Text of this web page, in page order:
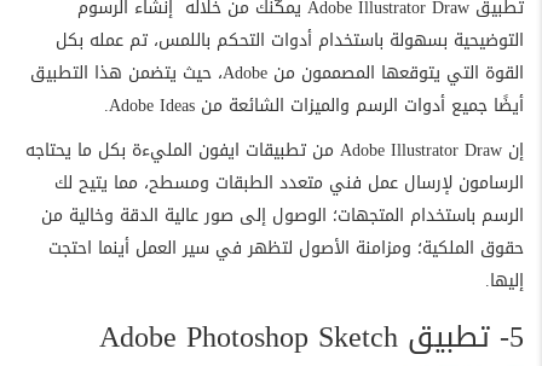
تطبيق Adobe Illustrator Draw يمكّنك من خلاله إنشاء الرسوم
التوضيحية بسهولة باستخدام أدوات التحكم باللمس، تم عمله بكل
القوة التي يتوقعها المصممون من Adobe، حيث يتضمن هذا التطبيق
أيضًا جميع أدوات الرسم والميزات الشائعة من Adobe Ideas.
إن Adobe Illustrator Draw من تطبيقات ايفون المليءة بكل ما يحتاجه
الرسامون لإرسال عمل فني متعدد الطبقات ومسطح، مما يتيح لك
الرسم باستخدام المتجهات؛ الوصول إلى صور عالية الدقة وخالية من
حقوق الملكية؛ ومزامنة الأصول لتظهر في سير العمل أينما احتجت
إليها.
5- تطبيق Adobe Photoshop Sketch